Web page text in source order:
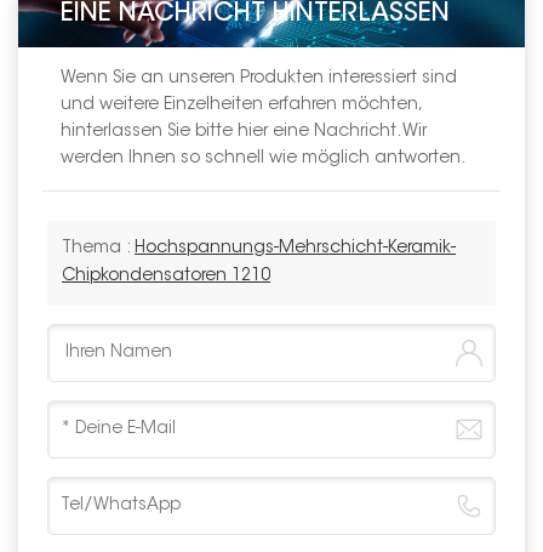
EINE NACHRICHT HINTERLASSEN
Wenn Sie an unseren Produkten interessiert sind
und weitere Einzelheiten erfahren möchten,
hinterlassen Sie bitte hier eine Nachricht. Wir
werden Ihnen so schnell wie möglich antworten.
Thema : Hochspannungs-Mehrschicht-Keramik-
Chipkondensatoren 1210